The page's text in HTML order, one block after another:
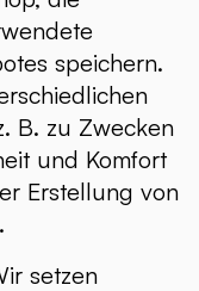
speichern.
B. zu Zwecken
und Komfort
Erstellung von
setzen